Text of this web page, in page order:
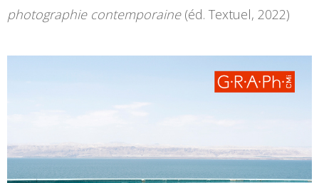
photographie contemporaine (éd. Textuel, 2022)